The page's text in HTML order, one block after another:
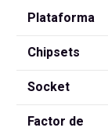
Plataforma
Chipsets
Socket
Factor de